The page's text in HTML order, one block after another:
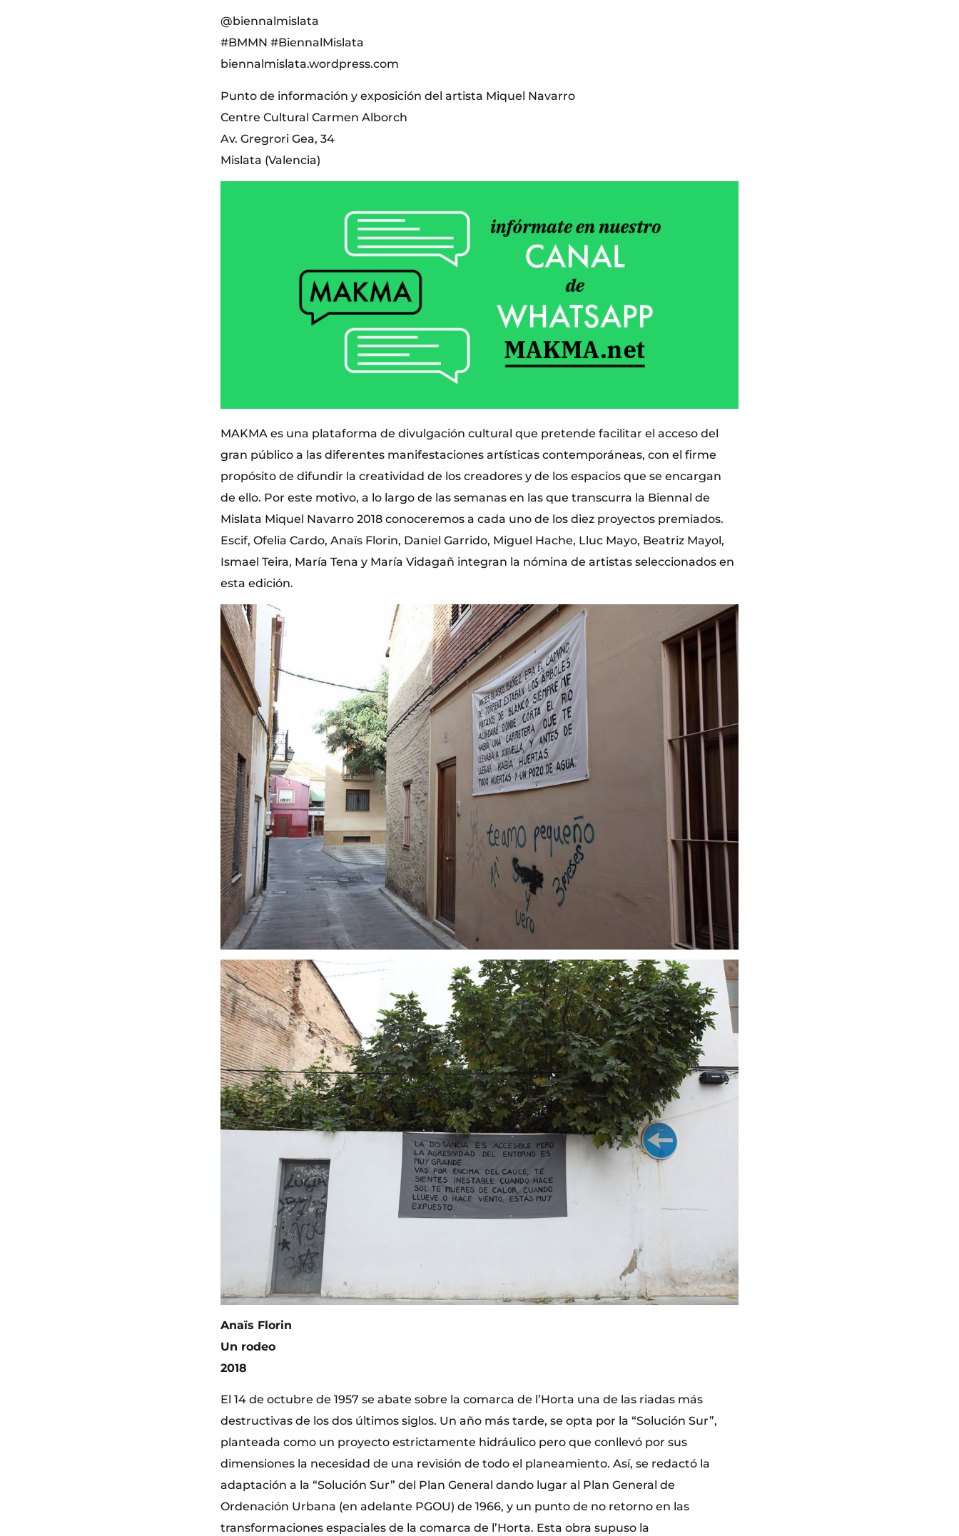
@biennalmislata
#BMMN #BiennalMislata
biennalmislata.wordpress.com
Punto de información y exposición del artista Miquel Navarro
Centre Cultural Carmen Alborch
Av. Gregrori Gea, 34
Mislata (Valencia)
MAKMA es una plataforma de divulgación cultural que pretende facilitar el acceso del
gran público a las diferentes manifestaciones artísticas contemporáneas, con el firme
propósito de difundir la creatividad de los creadores y de los espacios que se encargan
de ello. Por este motivo, a lo largo de las semanas en las que transcurra la Biennal de
Mislata Miquel Navarro 2018 conoceremos a cada uno de los diez proyectos premiados.
Escif, Ofelia Cardo, Anaïs Florin, Daniel Garrido, Miguel Hache, Lluc Mayo, Beatriz Mayol,
Ismael Teira, María Tena y María Vidagañ integran la nómina de artistas seleccionados en
esta edición.
Anaïs Florin
Un rodeo
2018
El 14 de octubre de 1957 se abate sobre la comarca de l’Horta una de las riadas más
destructivas de los dos últimos siglos. Un año más tarde, se opta por la “Solución Sur”,
planteada como un proyecto estrictamente hidráulico pero que conllevó por sus
dimensiones la necesidad de una revisión de todo el planeamiento. Así, se redactó la
adaptación a la “Solución Sur” del Plan General dando lugar al Plan General de
Ordenación Urbana (en adelante PGOU) de 1966, y un punto de no retorno en las
transformaciones espaciales de la comarca de l’Horta. Esta obra supuso la